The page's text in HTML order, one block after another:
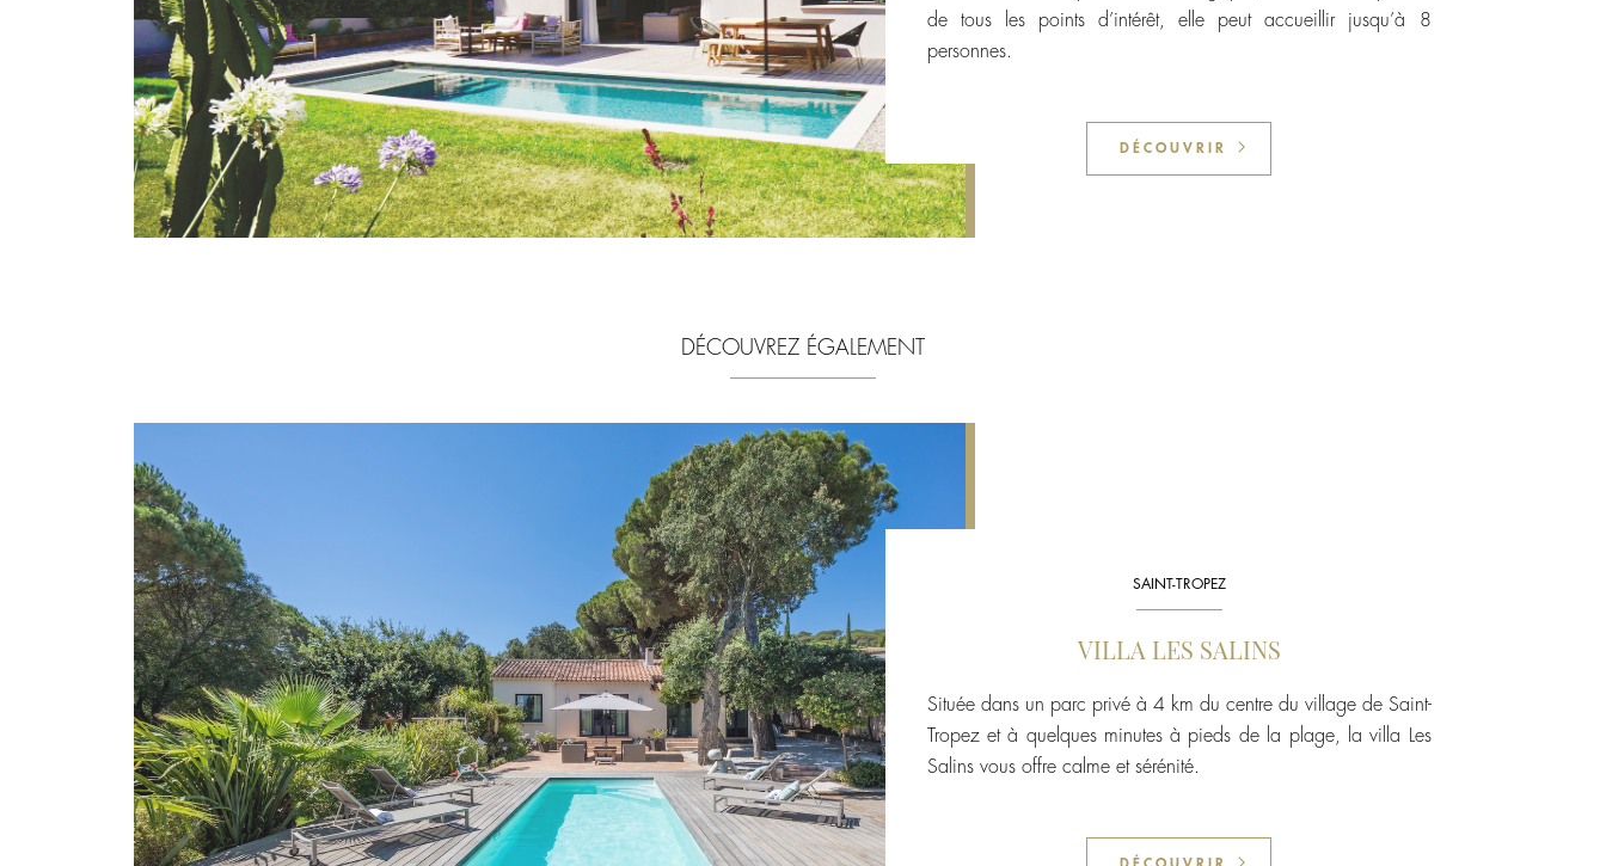
de tous les points d’intérêt, elle peut accueillir jusqu’à 8
personnes.
DÉCOUVRIR
DÉCOUVREZ ÉGALEMENT
SAINT-TROPEZ
VILLA LES SALINS
Située dans un parc privé à 4 km du centre du village de Saint-
Tropez et à quelques minutes à pieds de la plage, la villa Les
Salins vous offre calme et sérénité.